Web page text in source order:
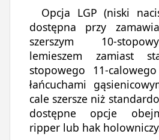
Opcja LGP (niski
dostępna przy
szerszym 10-
lemieszem zamiast
stopowego 11-
łańcuchami
cale szersze niż
dostępne opcje
ripper lub hak